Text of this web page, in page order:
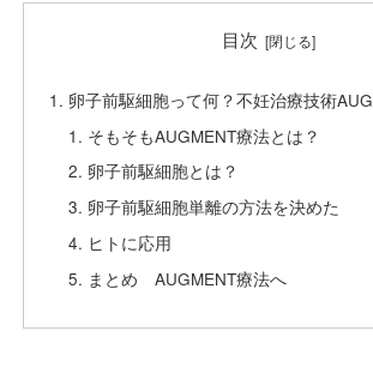
目次
卵子前駆細胞って何？不妊治療技術
そもそもAUGMENT療法とは？
卵子前駆細胞とは？
卵子前駆細胞単離の方法を決めた
ヒトに応用
まとめ AUGMENT療法へ